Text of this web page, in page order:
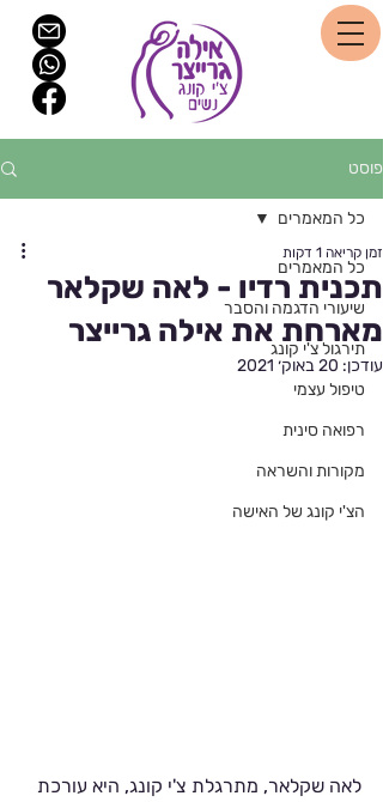
פוסט
כל המאמרים
שיעורי הדגמה והסבר
תירגול צ'י קונג
טיפול עצמי
רפואה סינית
מקורות והשראה
הצ'י קונג של האישה
כל המאמרים
תכנית רדיו - לאה שקלאר
מארחת את אילה גרייצר
זמן קריאה 1 דקות
עודכן: 20 באוק׳ 2021
לאה שקלאר, מתרגלת צ'י קונג, היא עורכת